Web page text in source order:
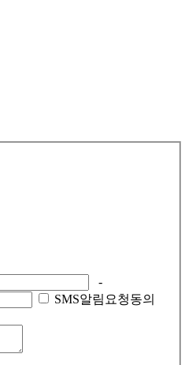
-
SMS알림요청동의